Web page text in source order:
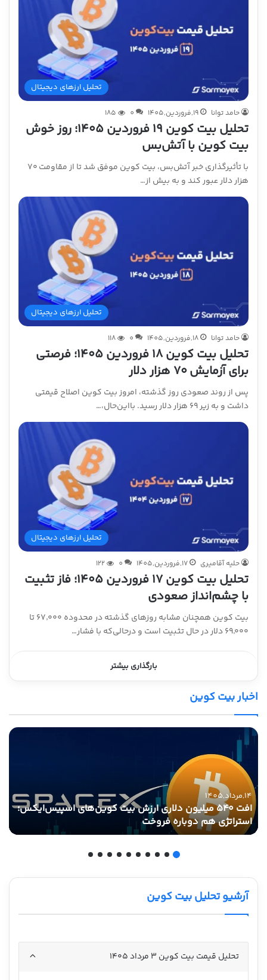
تحلیل ارزهای دیجیتال
حامد توانا 19,فروردین,1405 0
185
تحلیل بیت کوین ۱۹ فروردین ۱۴۰۵؛ روز خوش
بیت کوین با آتش‌بس
با تأثیرگذاری خبر آتش‌بس، بیت کوین موفق شد تا از مقاومت ۷۰
هزار دلار عبور کند و به بیش از…
تحلیل ارزهای دیجیتال
حامد توانا 18,فروردین,1405 0
118
تحلیل بیت کوین ۱۸ فروردین ۱۴۰۵؛ فرصتی
برای آزمایش ۷۰ هزار دلار
پس از روند صعودی روز گذشته، امروز بیت کوین اصلاح قیمتی
داشت و به زیر ۶۹ هزار دلار رسید. بااین‌حال،…
تحلیل ارزهای دیجیتال
حلیه آقامیری 17,فروردین,1405 0
122
تحلیل بیت کوین ۱۷ فروردین ۱۴۰۵؛ فاز تثبیت
با چشم‌انداز صعودی
بیت کوین همچنان مشابه روزهای گذشته در محدوده ۶۷٬۰۰۰ تا
۶۹٬۰۰۰ دلار در حال تثبیت است و درحالی‌که با فشار…
بارگذاری بیشتر
اخبار بیت کوین
14,مرداد,1405
افت ۵۴۰ میلیون دلاری ارزش بیت کوین‌های اسپیس‌ایکس؛
استراتژی هم دوباره فروخت
آرشیو تحلیل بیت کوین
تحلیل قیمت بیت کوین ۳ مرداد ۱۴۰۵